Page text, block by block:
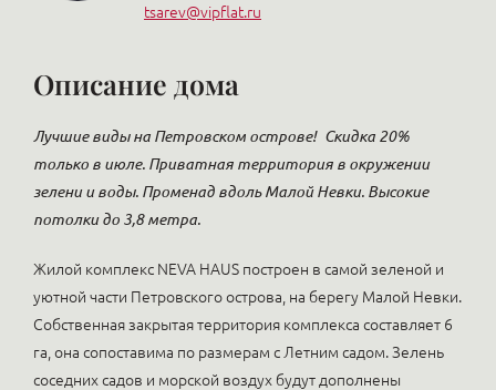
tsarev@vipflat.ru
Описание дома
Лучшие виды на Петровском острове! Скидка 20%
только в июле. Приватная территория в окружении
зелени и воды. Променад вдоль Малой Невки. Высокие
потолки до 3,8 метра.
Жилой комплекс NEVA HAUS построен в самой зеленой и
уютной части Петровского острова, на берегу Малой Невки.
Собственная закрытая территория комплекса составляет 6
га, она сопоставима по размерам с Летним садом. Зелень
соседних садов и морской воздух будут дополнены